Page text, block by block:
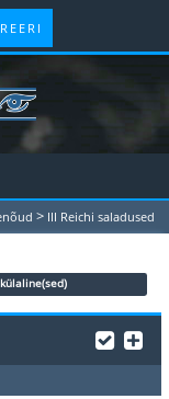
> III Reichi saladused